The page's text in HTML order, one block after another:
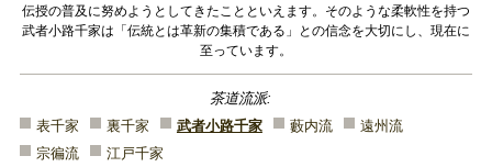
伝授の普及に努めようとしてきたことといえます。そのような柔軟性を持つ
武者小路千家は「伝統とは革新の集積である」との信念を大切にし、現在に
至っています。
茶道流派:
表千家
裏千家 武者小路千家 藪内流
遠州流
宗徧流
江戸千家